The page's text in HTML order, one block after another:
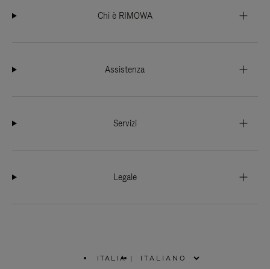
Chi è RIMOWA
Assistenza
Servizi
Legale
ITALIA |